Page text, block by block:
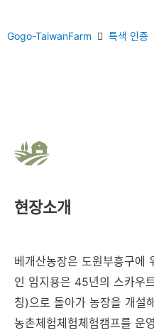
Gogo-TaiwanFarm 특색 인증
현장소개
베개산농장은 도원부흥구에
인 임지용은 45년의 스카우
칭)으로 돌아가 농장을 개설
농촌체험체험체험캠프를 운